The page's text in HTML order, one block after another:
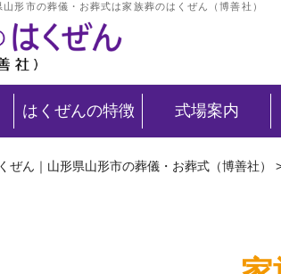
形市の葬儀・お葬式は家族葬のはくぜん（博善社）
はくぜんの特徴 式場案内
ぜん｜山形県山形市の葬儀・お葬式（博善社）